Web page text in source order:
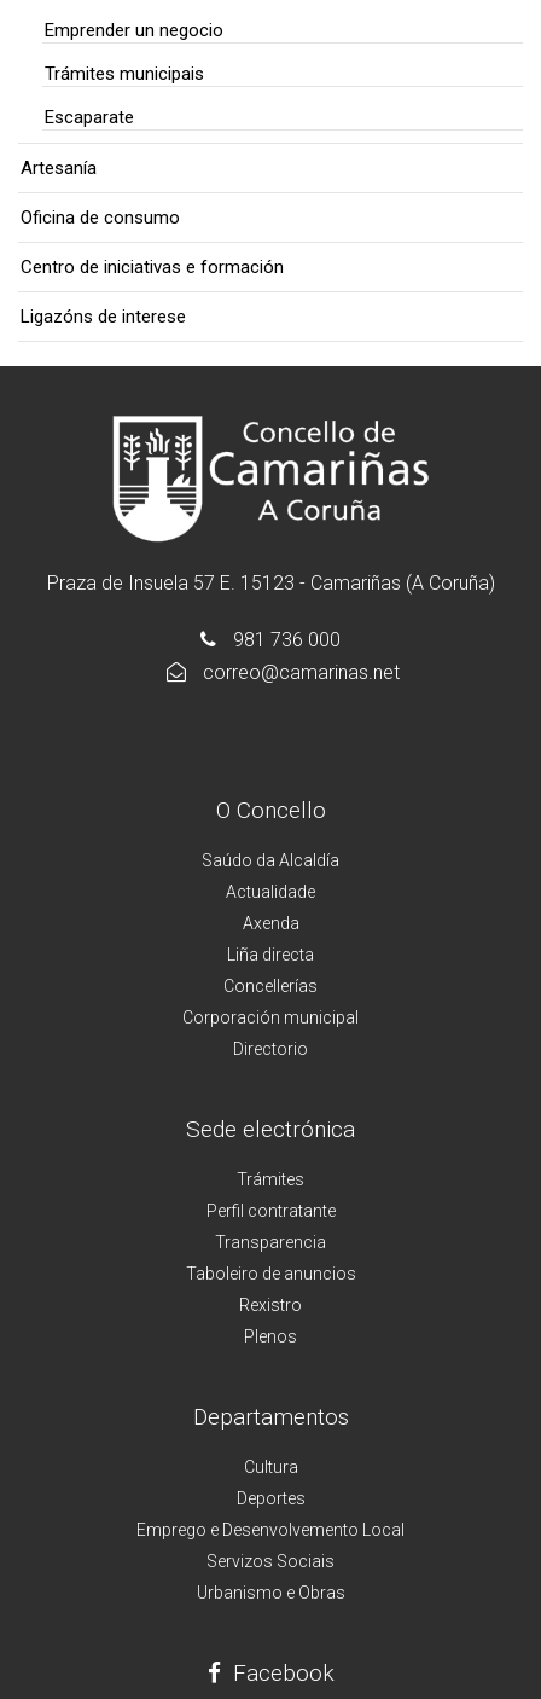
Emprender un negocio
Trámites municipais
Escaparate
Artesanía
Oficina de consumo
Centro de iniciativas e formación
Ligazóns de interese
Praza de Insuela 57 E. 15123 - Camariñas (A Coruña)
981 736 000
correo@camarinas.net
O Concello
Saúdo da Alcaldía
Actualidade
Axenda
Liña directa
Concellerías
Corporación municipal
Directorio
Sede electrónica
Trámites
Perfil contratante
Transparencia
Taboleiro de anuncios
Rexistro
Plenos
Departamentos
Cultura
Deportes
Emprego e Desenvolvemento Local
Servizos Sociais
Urbanismo e Obras
Facebook